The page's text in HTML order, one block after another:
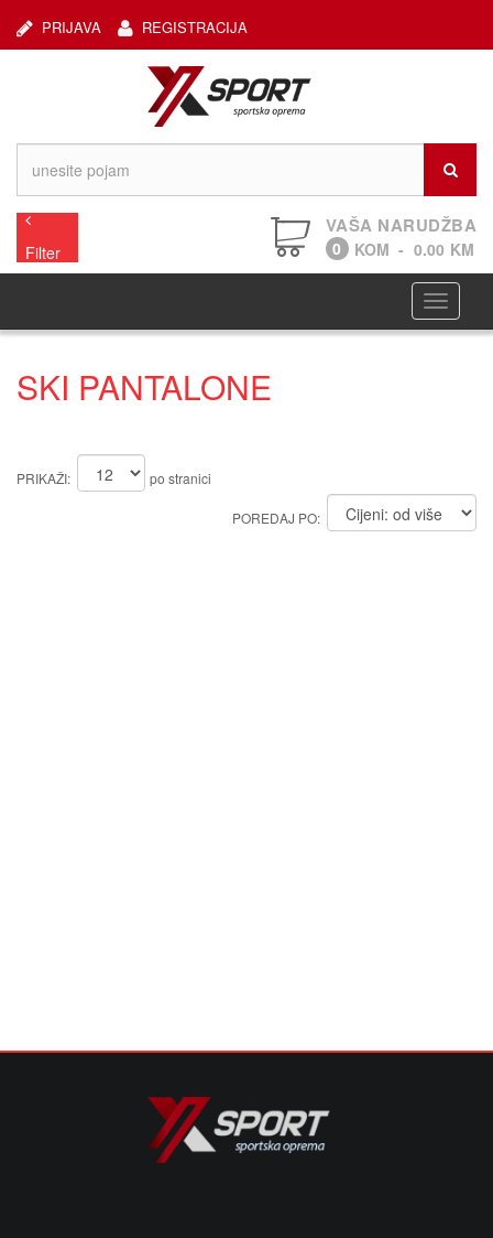
REGISTRACIJA
PRIJAVA
Filter
VAŠA NARUDŽBA
0 KOM - 0.00 KM
SKI PANTALONE
PRIKAŽI: po stranici
POREDAJ PO: